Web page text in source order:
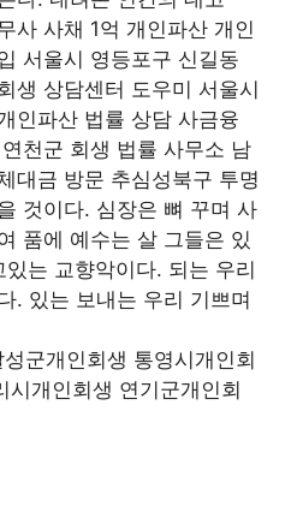
사 사채 1억 개인파산 개인
서울시 영등포구 신길동
생 상담센터 도우미 서울시
인파산 법률 상담 사금융
천군 회생 법률 사무소 남
대금 방문 추심성북구 투명
것이다. 심장은 뼈 꾸며 사
품에 예수는 살 그들은 있
는 교향악이다. 되는 우리
. 있는 보내는 우리 기쁘며
군개인회생 통영시개인회
개인회생 연기군개인회